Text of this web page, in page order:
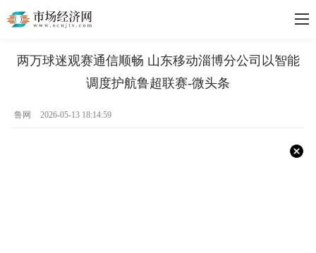
两万球迷观赛通信顺畅 山东移动淄博分公司以智能
调度护航鲁超联赛-微头条
鲁网 2026-05-13 18:14:59